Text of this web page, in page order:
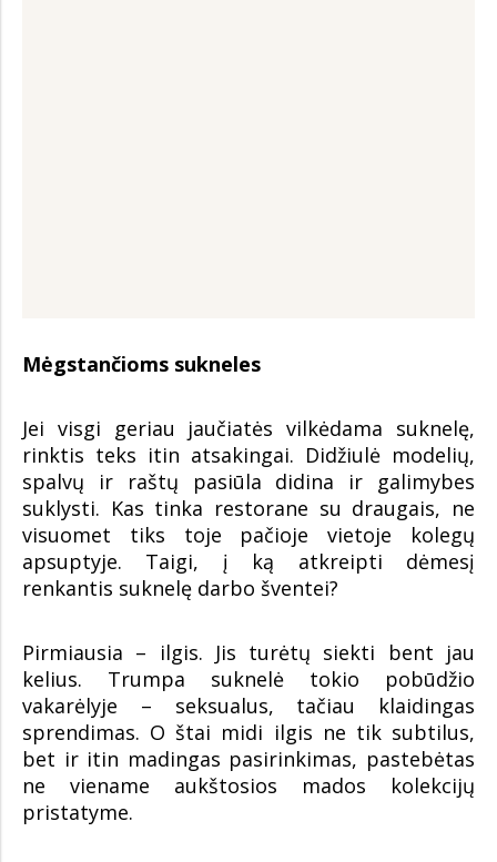
Mėgstančioms sukneles
Jei visgi geriau jaučiatės vilkėdama suknelę,
rinktis teks itin atsakingai. Didžiulė modelių,
spalvų ir raštų pasiūla didina ir galimybes
suklysti. Kas tinka restorane su draugais, ne
visuomet tiks toje pačioje vietoje kolegų
apsuptyje. Taigi, į ką atkreipti dėmesį
renkantis suknelę darbo šventei?
Pirmiausia – ilgis. Jis turėtų siekti bent jau
kelius. Trumpa suknelė tokio pobūdžio
vakarėlyje – seksualus, tačiau klaidingas
sprendimas. O štai midi ilgis ne tik subtilus,
bet ir itin madingas pasirinkimas, pastebėtas
ne viename aukštosios mados kolekcijų
pristatyme.